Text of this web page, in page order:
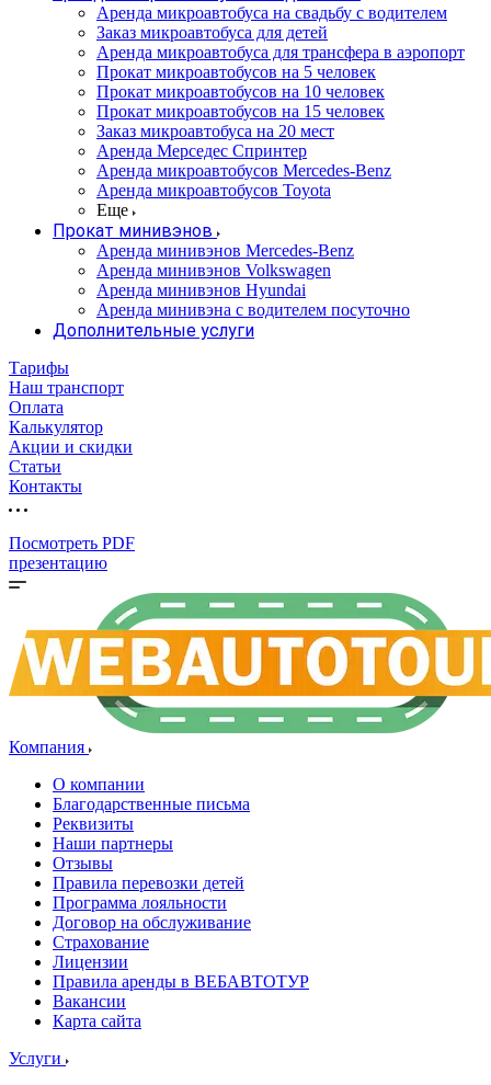
Аренда микроавтобуса на свадьбу с водителем
Заказ микроавтобуса для детей
Аренда микроавтобуса для трансфера в аэропорт
Прокат микроавтобусов на 5 человек
Прокат микроавтобусов на 10 человек
Прокат микроавтобусов на 15 человек
Заказ микроавтобуса на 20 мест
Аренда Мерседес Спринтер
Аренда микроавтобусов Mercedes-Benz
Аренда микроавтобусов Toyota
Еще
Прокат минивэнов
Аренда минивэнов Mercedes-Benz
Аренда минивэнов Volkswagen
Аренда минивэнов Hyundai
Аренда минивэна с водителем посуточно
Дополнительные услуги
Тарифы
Наш транспорт
Оплата
Калькулятор
Акции и скидки
Статьи
Контакты
Посмотреть PDF
презентацию
Компания
О компании
Благодарственные письма
Реквизиты
Наши партнеры
Отзывы
Правила перевозки детей
Программа лояльности
Договор на обслуживание
Страхование
Лицензии
Правила аренды в ВЕБАВТОТУР
Вакансии
Карта сайта
Услуги